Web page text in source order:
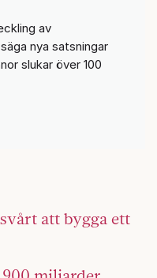
av
nya satsningar
slukar över 100
att bygga ett